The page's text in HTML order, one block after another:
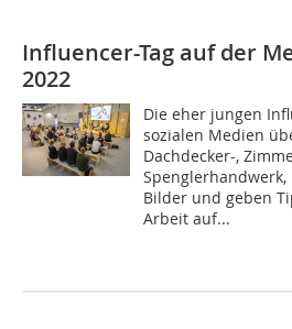
Influencer-Tag auf der
2022
Die eher jungen
sozialen Medien
Dachdecker-,
Bilder und geben
Arbeit auf...